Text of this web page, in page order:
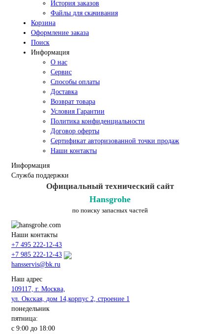
История заказов
Файлы для скачивания
Корзина
Оформление заказа
Поиск
Информация
О нас
Сервис
Способы оплаты
Доставка
Возврат товара
Условия Гарантии
Политика конфиденциальности
Договор оферты
Сертификат авторизованной точки продаж
Наши контакты
Информация
Служба поддержки
Официальный технический сайт
Hansgrohe
по поиску запасных частей
Наши контакты
+7 495 222-12-43
+7 985 222-12-43
hansservis@bk.ru
Наш адрес
109117, г. Москва,
ул. Окская, дом 14,корпус 2, строение 1
понедельник
пятница:
с 9:00 до 18:00